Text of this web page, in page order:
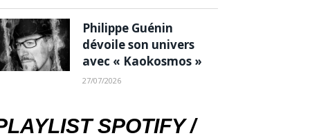
Philippe Guénin
dévoile son univers
avec « Kaokosmos »
27/07/2026
SPOTIFY /